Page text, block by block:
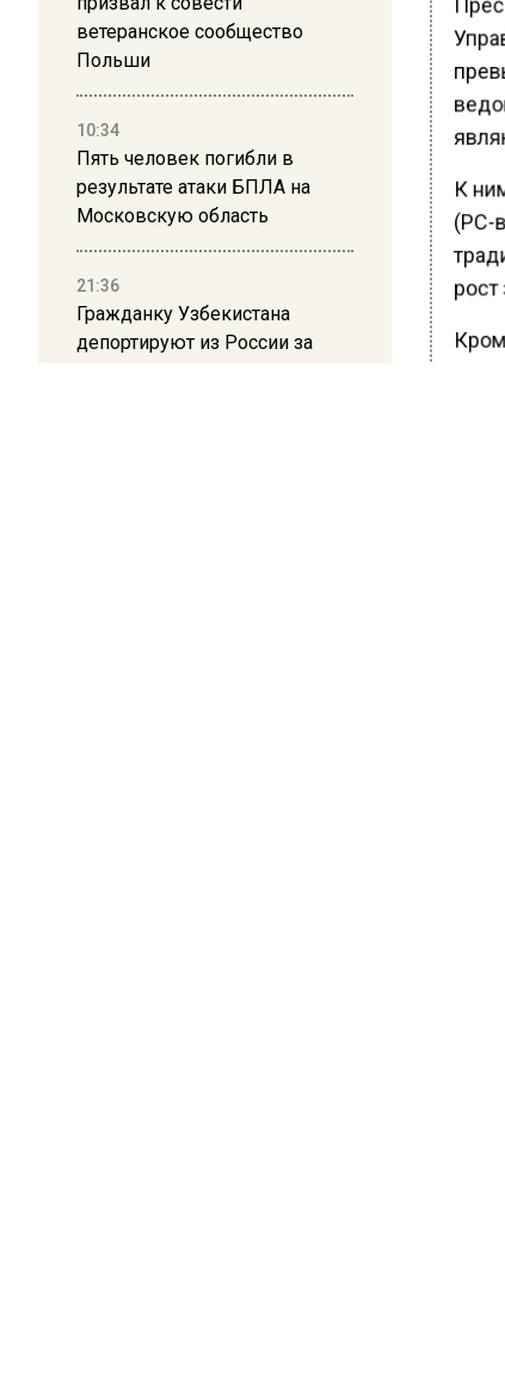
ветеранское сообщество
Польши
10:34
Пять человек погибли в
результате атаки БПЛА на
Московскую область
21:36
Гражданку Узбекистана
депортируют из России за
К
(РС-
рост